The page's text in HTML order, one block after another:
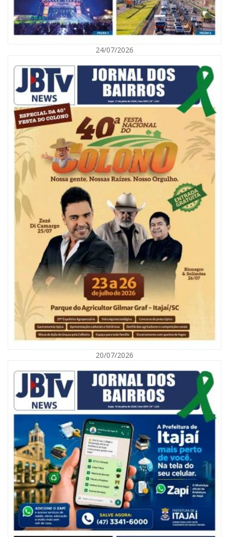
06/08/2026 | 10:02
Audiência pública debate Programa Municipal de Habitação de Interesse
Social em Itajaí
06/08/2026 | 10:04
Ação oferece testes rápidos para HIV, sífilis e hepatites nesta quinta (6) e
sexta-feira (7)
GERAL
24/07/2026
20/07/2026